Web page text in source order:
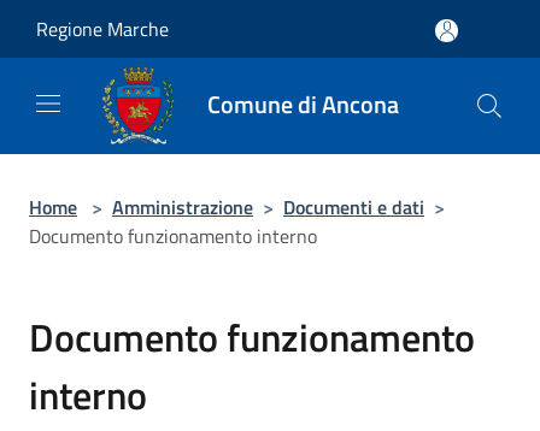
Regione Marche
Comune di Ancona
Home > Amministrazione > Documenti e dati >
Documento funzionamento interno
Documento funzionamento
interno